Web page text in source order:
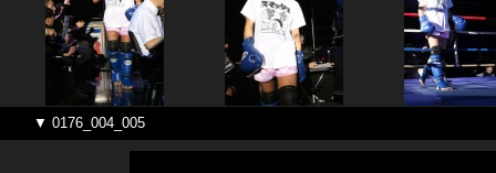
▼ 0176_004_005